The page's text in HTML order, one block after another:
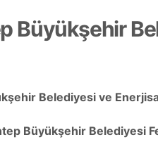
Büyükşehir
Belediyesi ve Enerjisa
Büyükşehir Belediyesi